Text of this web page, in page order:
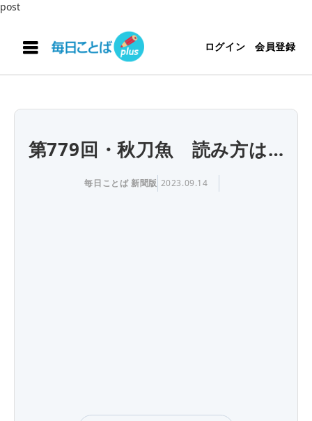
post
ログイン 会員登録
第779回・秋刀魚 読み方は…
毎日ことば 新聞版 2023.09.14